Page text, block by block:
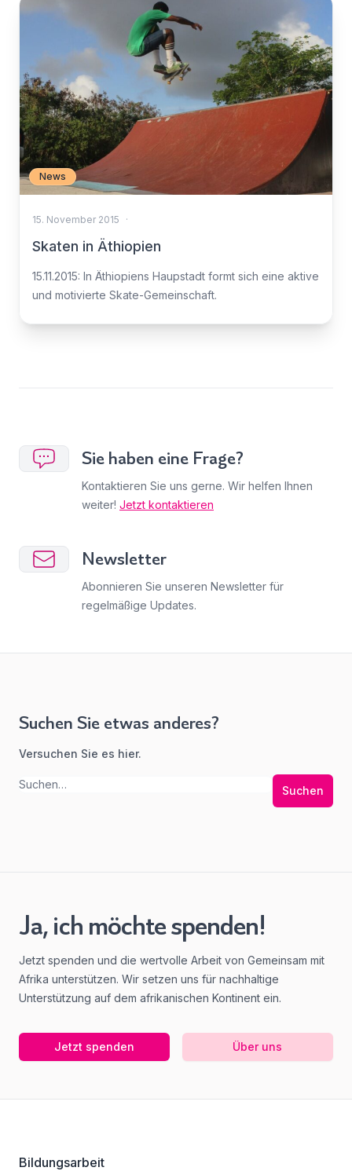
News
15. November 2015 ·
Skaten in Äthiopien
15.11.2015: In Äthiopiens Haupstadt formt sich eine aktive
und motivierte Skate-Gemeinschaft.
Sie haben eine Frage?
Kontaktieren Sie uns gerne. Wir helfen Ihnen
weiter! Jetzt kontaktieren
Newsletter
Abonnieren Sie unseren Newsletter für
regelmäßige Updates.
Suchen Sie etwas anderes?
Versuchen Sie es hier.
Suchen
Ja, ich möchte spenden!
Jetzt spenden und die wertvolle Arbeit von Gemeinsam mit
Afrika unterstützen. Wir setzen uns für nachhaltige
Unterstützung auf dem afrikanischen Kontinent ein.
Jetzt spenden Über uns
Bildungsarbeit